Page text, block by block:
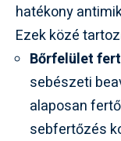
hatékony
Ezek közé
Bőrfelület
sebészeti
alaposan
sebfertőzés